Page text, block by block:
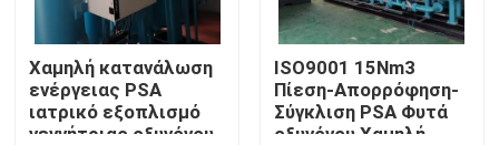
Επικοινωνήστε μαζί μας
Ειδήσεις
Χαμηλή κατανάλωση
ενέργειας PSA
ιατρικό εξοπλισμό
γεννήτριας οξυγόνου
ISO9001 15Nm3
Πίεση-Απορρόφηση-
Σύγκλιση PSA Φυτά
οξυγόνου Χαμηλή